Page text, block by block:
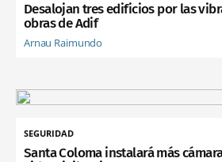
Desalojan tres edificios por las
obras de Adif
Arnau Raimundo
SEGURIDAD
Santa Coloma instalará más